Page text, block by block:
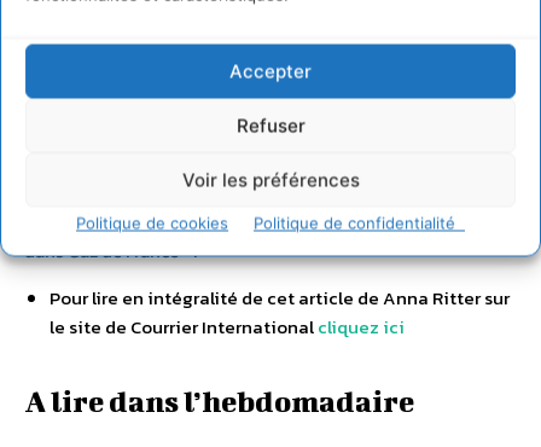
Accepter
Refuser
Voir les préférences
Politique de cookies Politique de confidentialité
figure – pour l’instant – au capital de la société allemande
Energie Baden-Württemberg (EnBW), laquelle possède pour
sa part 4 réacteurs en Allemagne (dont 2 ont toutefois été
arrêtés dans le cadre du moratoire courant jusqu’au 15 juin
Sarkozy dirige également la société belge Electrabel (7
réacteurs en Belgique) via la participation de l’Etat français
dans Gaz de France ».
Pour lire en intégralité de cet article de Anna Ritter sur
le site de Courrier Internationalcliquez ici
A lire dans l’hebdomadaire